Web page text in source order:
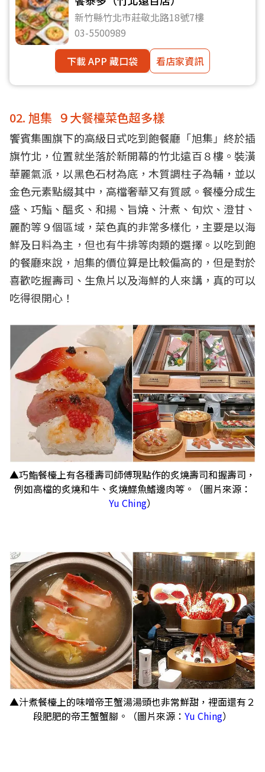
新竹縣竹北市莊敬北路18號7樓
03-5500989
下載 APP 藏口袋
看店家資訊
02. 旭集 ９大餐檯菜色超多樣
饗賓集團旗下的高級日式吃到飽餐廳「旭集」終於插
旗竹北，位置就坐落於新開幕的竹北遠百８樓。裝潢
華麗氣派，以黑色石材為底，木質調柱子為輔，並以
金色元素點綴其中，高檔奢華又有質感。餐檯分成生
盛、巧鮨、醞炙、和揚、旨燒、汁煮、旬炊、澄甘、
麗酌等９個區域，菜色真的非常多樣化，主要是以海
鮮及日料為主，但也有牛排等肉類的選擇。以吃到飽
的餐廳來說，旭集的價位算是比較偏高的，但是對於
喜歡吃握壽司、生魚片以及海鮮的人來講，真的可以
吃得很開心！
▲巧鮨餐檯上有各種壽司師傅現點作的炙燒壽司和握壽司，
例如高檔的炙燒和牛、炙燒鰈魚鰭邊肉等。（圖片來源：
Yu Ching）
▲汁煮餐檯上的味噌帝王蟹湯湯頭也非常鮮甜，裡面還有２
段肥肥的帝王蟹蟹腳。（圖片來源： Yu Ching）